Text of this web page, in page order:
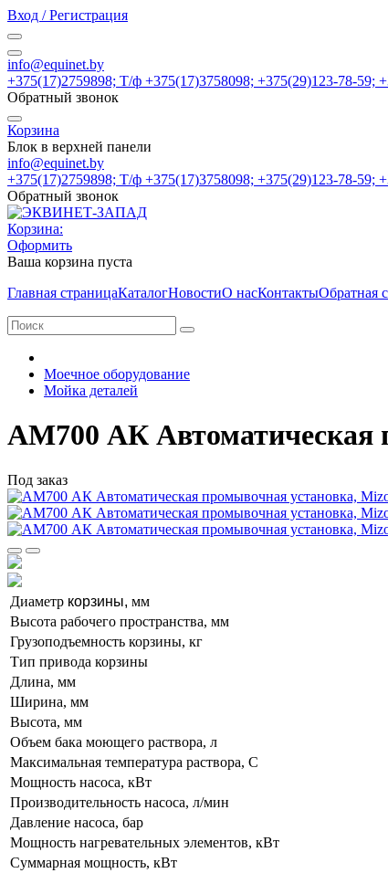
Вход / Регистрация
info@equinet.by
+375(17)2759898; Т/ф +375(17)3758098; +375(29)123-78-59;
Обратный звонок
Корзина
Блок в верхней панели
info@equinet.by
+375(17)2759898; Т/ф +375(17)3758098; +375(29)123-78-59;
Обратный звонок
Корзина:
Оформить
Ваша корзина пуста
Главная страницаКаталогНовостиО насКонтактыОбратная
Моечное оборудование
Мойка деталей
АМ700 АК Автоматическая
Под заказ
Диаметр корзины, мм
Высота рабочего пространства, мм
Грузоподъемность корзины, кг
Тип привода корзины
Длина, мм
Ширина, мм
Высота, мм
Объем бака моющего раствора, л
Максимальная температура раствора, С
Мощность насоса, кВт
Производительность насоса, л/мин
Давление насоса, бар
Мощность нагревательных элементов, кВт
Суммарная мощность, кВт